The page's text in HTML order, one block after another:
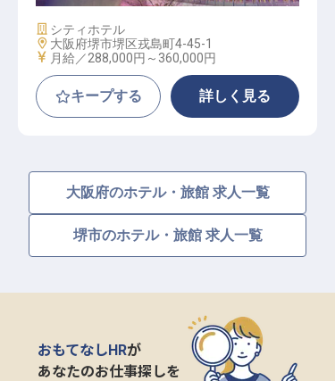
施設業態
シティホテル
勤務地
大阪府堺市堺区戎島町4-45-1
給与
月給／288,000円～ 360,000円
キープする 詳しく見る
大阪府のホテル・旅館 求人一覧
堺市のホテル・旅館 求人一覧
おもてなしHRが
あなたのお仕事探しを